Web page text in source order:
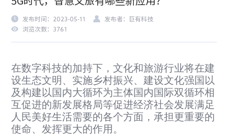
发布时间：2023-05-11
发布者：巨有科技
浏览次数：3761
在数字科技的加持下，文化和旅游行业将在建
设生态文明、实施乡村振兴、建设文化强国以
及构建以国内大循环为主体国内国际双循环相
互促进的新发展格局等促进经济社会发展满足
人民美好生活需要的各个方面，承担更重要的
使命、发挥更大的作用。